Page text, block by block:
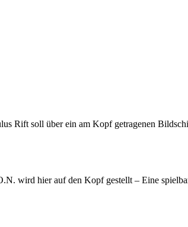
Rift soll über ein am Kopf getragenen
wird hier auf den Kopf gestellt – Eine